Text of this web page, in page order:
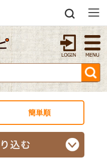
簡単順